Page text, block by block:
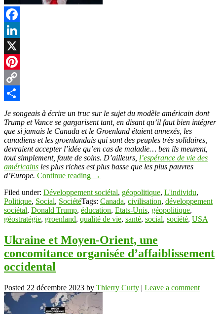
Facebook
LinkedIn
X
Pinterest
Copy
Link
Partager
Je songeais à écrire un truc sur le sujet du modèle américain dont
Trump et Vance se gargarisent tant, en disant qu’il faut bien intégrer
que si jamais le Canada et le Groenland étaient annexés, les
canadiens et les groenlandais qui sont des peuples très solidaires,
devraient accepter l’idée qu’en cas de maladie… ben ils meurent,
tout simplement, faute de soins. D’ailleurs, l’espérance de vie des
américains les plus riches est plus basse que les plus pauvres
d’Europe. Continue reading →
Filed under: Développement sociétal, géopolitique, L'individu,
Politique, Social, SociétéTags: Canada, civilisation, développement
sociétal, Donald Trump, éducation, Etats-Unis, géopolitique,
géostratégie, groenland, qualité de vie, santé, social, société, USA
Ukraine et Moyen-Orient, une
concomitance organisée d’affaiblissement
occidental
Posted 22 décembre 2023 by Thierry Curty | Leave a comment